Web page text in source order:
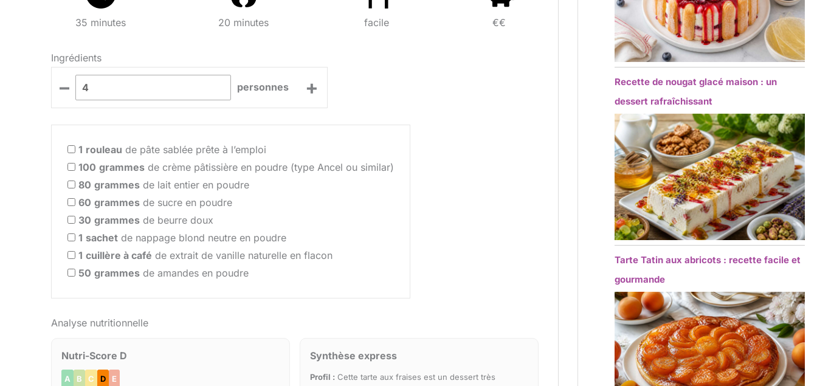
35 minutes 20 minutes facile €€
Ingrédients
– personnes +
1 rouleau de pâte sablée prête à l’emploi
100 grammes de crème pâtissière en poudre (type Ancel ou similar)
80 grammes de lait entier en poudre
60 grammes de sucre en poudre
30 grammes de beurre doux
1 sachet de nappage blond neutre en poudre
1 cuillère à café de extrait de vanille naturelle en flacon
50 grammes de amandes en poudre
Analyse nutritionnelle
Nutri-Score D
A B C D E
Synthèse express
Profil : Cette tarte aux fraises est un dessert très
Recette de nougat glacé maison : un
dessert rafraîchissant
Tarte Tatin aux abricots : recette facile et
gourmande